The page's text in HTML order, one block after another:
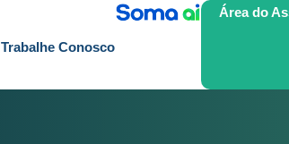
Trabalhe Conosco
Área do